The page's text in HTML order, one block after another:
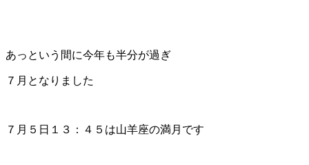
あっという間に今年も半分が過ぎ
７月となりました
７月５日１３：４５は山羊座の満月です